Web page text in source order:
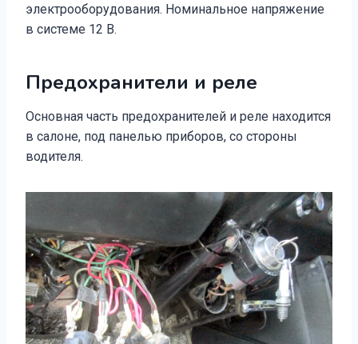
электрооборудования. Номинальное напряжение
в системе 12 В.
Предохранители и реле
Основная часть предохранителей и реле находится
в салоне, под панелью приборов, со стороны
водителя.